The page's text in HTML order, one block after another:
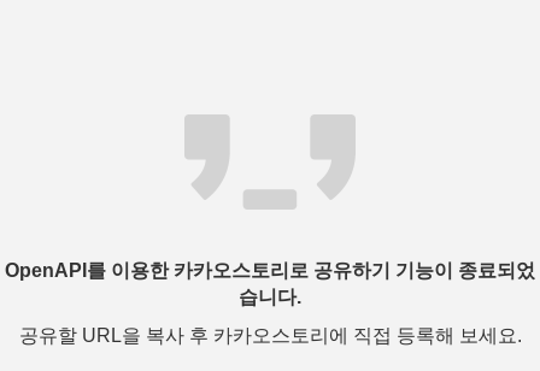
OpenAPI를 이용한 카카오스토리로 공유하기 기능이 종료되었
습니다.
공유할 URL을 복사 후 카카오스토리에 직접 등록해 보세요.